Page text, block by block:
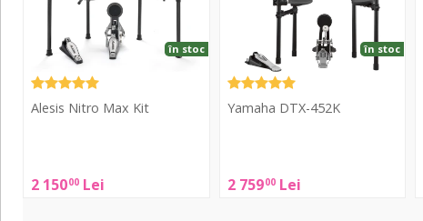
Alesis Nitro Max Kit
2 15000 Lei
în stoc
Max
Yamaha DTX-452K
2 75900 Lei
în stoc
452K